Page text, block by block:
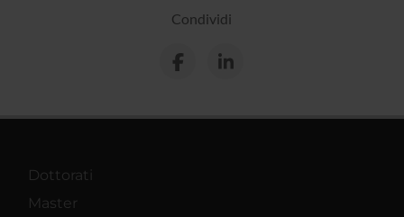
Condividi
Dottorati
Master